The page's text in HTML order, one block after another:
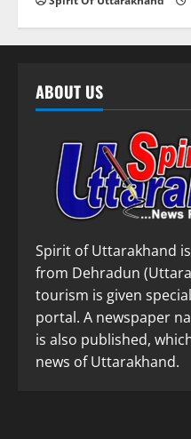
ABOUT US
Spirit of Uttarakhand
from Dehradun
tourism is given
portal. A newspaper
is also published,
news of Uttarakhand.